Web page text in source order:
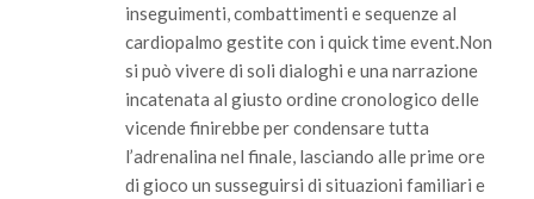
inseguimenti, combattimenti e sequenze al
cardiopalmo gestite con i quick time event.Non
si può vivere di soli dialoghi e una narrazione
incatenata al giusto ordine cronologico delle
vicende finirebbe per condensare tutta
l’adrenalina nel finale, lasciando alle prime ore
di gioco un susseguirsi di situazioni familiari e